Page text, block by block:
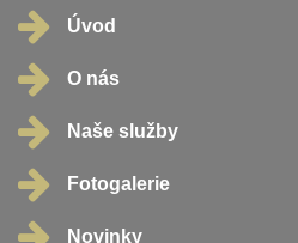
Úvod
O nás
Naše služby
Fotogalerie
Novinky